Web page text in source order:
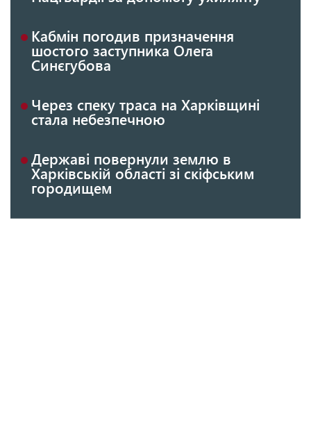
Кабмін погодив призначення
шостого заступника Олега
Синєгубова
Через спеку траса на Харківщині
стала небезпечною
Державі повернули землю в
Харківській області зі скіфським
городищем